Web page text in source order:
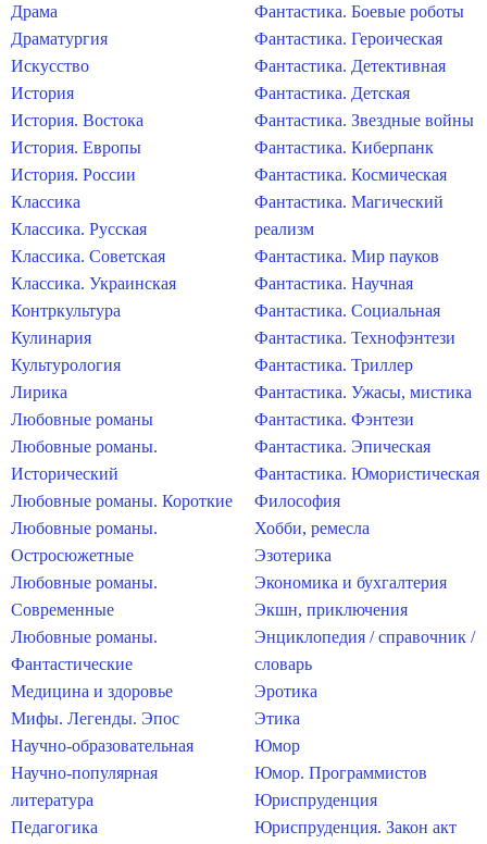
Драма
Драматургия
Искусство
История
История. Востока
История. Европы
История. России
Классика
Классика. Русская
Классика. Советская
Классика. Украинская
Контркультура
Кулинария
Культурология
Лирика
Любовные романы
Любовные романы.
Исторический
Любовные романы. Короткие
Любовные романы.
Остросюжетные
Любовные романы.
Современные
Любовные романы.
Фантастические
Медицина и здоровье
Мифы. Легенды. Эпос
Научно-образовательная
Научно-популярная
литература
Педагогика
Фантастика. Боевые роботы
Фантастика. Героическая
Фантастика. Детективная
Фантастика. Детская
Фантастика. Звездные войны
Фантастика. Киберпанк
Фантастика. Космическая
Фантастика. Магический
реализм
Фантастика. Мир пауков
Фантастика. Научная
Фантастика. Социальная
Фантастика. Технофэнтези
Фантастика. Триллер
Фантастика. Ужасы, мистика
Фантастика. Фэнтези
Фантастика. Эпическая
Фантастика. Юмористическая
Философия
Хобби, ремесла
Эзотерика
Экономика и бухгалтерия
Экшн, приключения
Энциклопедия / справочник /
словарь
Эротика
Этика
Юмор
Юмор. Программистов
Юриспруденция
Юриспруденция. Закон акт